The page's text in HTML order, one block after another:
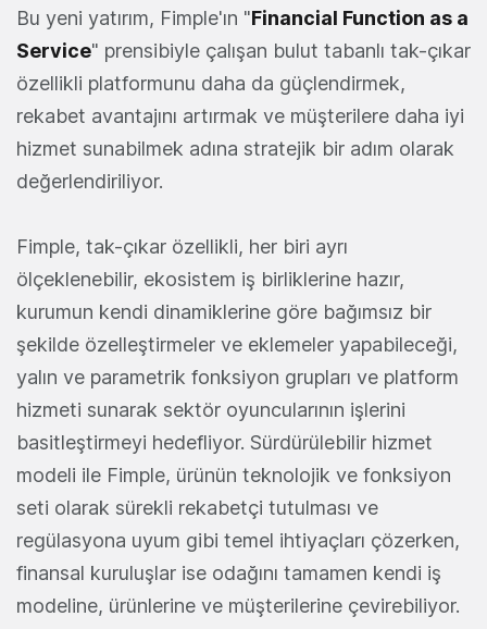
Bu yeni yatırım, Fimple'ın "Financial Function as a
Service" prensibiyle çalışan bulut tabanlı tak-çıkar
özellikli platformunu daha da güçlendirmek,
rekabet avantajını artırmak ve müşterilere daha iyi
hizmet sunabilmek adına stratejik bir adım olarak
değerlendiriliyor.
Fimple, tak-çıkar özellikli, her biri ayrı
ölçeklenebilir, ekosistem iş birliklerine hazır,
kurumun kendi dinamiklerine göre bağımsız bir
şekilde özelleştirmeler ve eklemeler yapabileceği,
yalın ve parametrik fonksiyon grupları ve platform
hizmeti sunarak sektör oyuncularının işlerini
basitleştirmeyi hedefliyor. Sürdürülebilir hizmet
modeli ile Fimple, ürünün teknolojik ve fonksiyon
seti olarak sürekli rekabetçi tutulması ve
regülasyona uyum gibi temel ihtiyaçları çözerken,
finansal kuruluşlar ise odağını tamamen kendi iş
modeline, ürünlerine ve müşterilerine çevirebiliyor.